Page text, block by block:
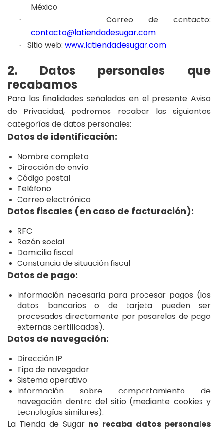
México
·
Correo de contacto:
contacto@latiendadesugar.com
· Sitio web: www.latiendadesugar.com
2. Datos personales que
recabamos
Para las finalidades señaladas en el presente Aviso
de Privacidad, podremos recabar las siguientes
categorías de datos personales:
Datos de identificación:
Nombre completo
Dirección de envío
Código postal
Teléfono
Correo electrónico
Datos fiscales (en caso de facturación):
RFC
Razón social
Domicilio fiscal
Constancia de situación fiscal
Datos de pago:
Información necesaria para procesar pagos (los
datos bancarios o de tarjeta pueden ser
procesados directamente por pasarelas de pago
externas certificadas).
Datos de navegación:
Dirección IP
Tipo de navegador
Sistema operativo
Información sobre comportamiento de
navegación dentro del sitio (mediante cookies y
tecnologías similares).
La Tienda de Sugar no recaba datos personales